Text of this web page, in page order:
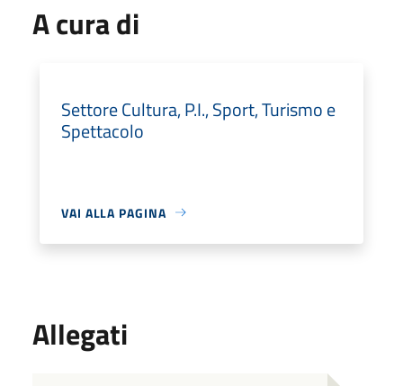
A cura di
Settore Cultura, P.I., Sport, Turismo e
Spettacolo
VAI ALLA PAGINA
Allegati